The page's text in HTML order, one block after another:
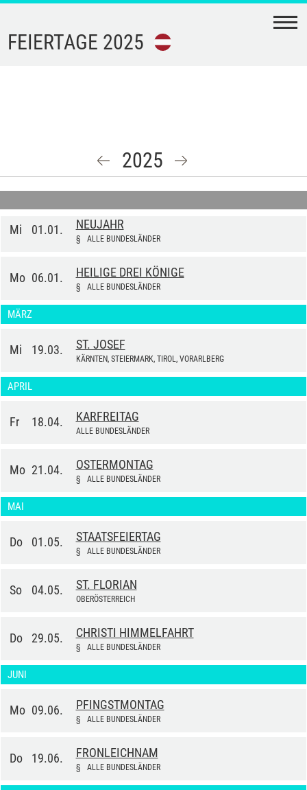
DOWNLOAD
IMPRESSUM
FEIERTAGE 2025
2025
JÄNNER
Mi 01.01. NEUJAHR
§ ALLE BUNDESLÄNDER
Mo 06.01. HEILIGE DREI KÖNIGE
§ ALLE BUNDESLÄNDER
MÄRZ
Mi 19.03. ST. JOSEF
KÄRNTEN, STEIERMARK, TIROL, VORARLBERG
APRIL
Fr 18.04. KARFREITAG
ALLE BUNDESLÄNDER
Mo 21.04. OSTERMONTAG
§ ALLE BUNDESLÄNDER
MAI
Do 01.05. STAATSFEIERTAG
§ ALLE BUNDESLÄNDER
So 04.05. ST. FLORIAN
OBERÖSTERREICH
Do 29.05. CHRISTI HIMMELFAHRT
§ ALLE BUNDESLÄNDER
JUNI
Mo 09.06. PFINGSTMONTAG
§ ALLE BUNDESLÄNDER
Do 19.06. FRONLEICHNAM
§ ALLE BUNDESLÄNDER